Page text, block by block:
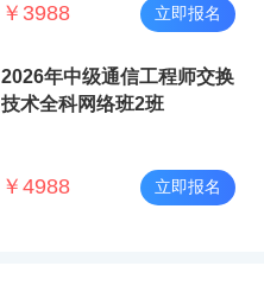
￥ 3988 立即报名
2026年中级通信工程师交换
技术全科网络班2班
￥ 4988 立即报名